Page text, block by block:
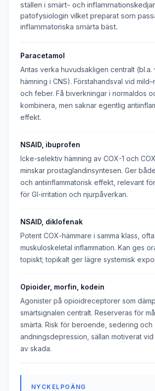
ställen i smärt- och
patofysiologin vilket preparat som
inflammatoriska smärta bäst.
Paracetamol
Antas verka huvudsakligen centralt (bl.a.
hämning i CNS). Förstahandsval vid
och feber. Få biverkningar i normaldos
kombinera, men saknar egentlig
effekt.
NSAID, ibuprofen
Icke-selektiv hämning av COX-1 och
minskar prostaglandinsyntesen. Ger
och antiinflammatorisk effekt, relevant
för GI-irritation och njurpåverkan.
NSAID, diklofenak
Potent COX-hämmare i samma klass,
muskuloskeletal inflammation. Kan ges
topiskt; topikalt ger lägre systemisk
Opioider, morfin, kodein
Agonister på opioidreceptorer som
smärtsignalen centralt. Reserveras för
smärta. Risk för beroende, sedering och
andningsdepression, sällan motiverat
av skada.
NYCKELPOÄNG